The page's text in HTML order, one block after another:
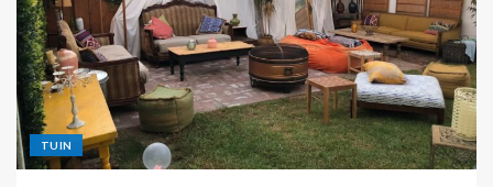
TUIN